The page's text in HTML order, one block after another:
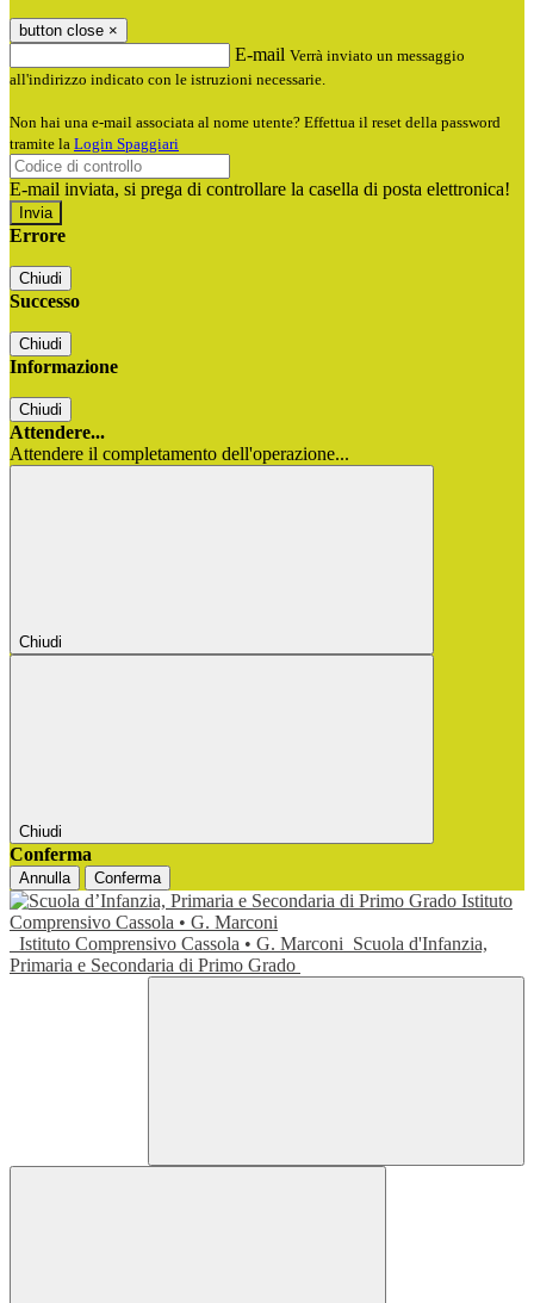
button close ×
E-mail Verrà inviato un messaggio
all'indirizzo indicato con le istruzioni necessarie.
Non hai una e-mail associata al nome utente? Effettua il reset della password
tramite la Login Spaggiari
E-mail inviata, si prega di controllare la casella di posta elettronica!
Errore
Chiudi
Successo
Chiudi
Informazione
Chiudi
Attendere...
Attendere il completamento dell'operazione...
Chiudi
Chiudi
Conferma
Annulla Conferma
Istituto Comprensivo Cassola • G. Marconi Scuola d'Infanzia,
Primaria e Secondaria di Primo Grado